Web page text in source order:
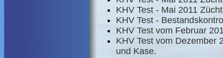
KHV Test - Mai 2011
KHV Test -
KHV Test vom Februar
KHV Test vom Dezember
und Kase.